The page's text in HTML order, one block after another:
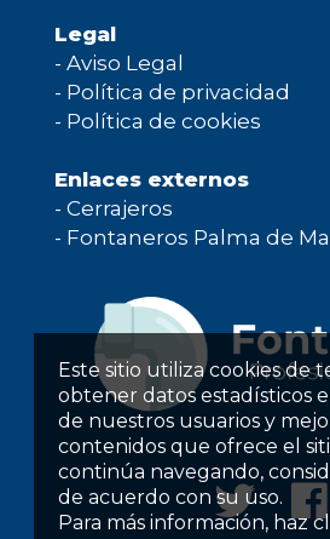
Este sitio utiliza cookies de
obtener datos estadísticos
de nuestros usuarios y
contenidos que ofrece el
continúa navegando,
de acuerdo con su uso.
Para más información, haz
Legal
- Aviso Legal
- Política de privacidad
- Política de cookies
Enlaces externos
- Cerrajeros
- Fontaneros Palma de